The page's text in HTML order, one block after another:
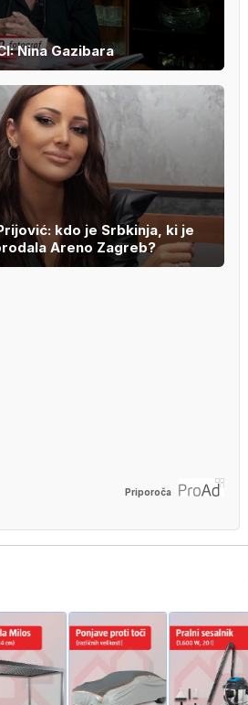
Nina Gazibara
kdo je Srbkinja, ki je
Areno Zagreb?
Priporoča